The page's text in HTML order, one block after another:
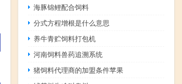
海豚锦鲤配合饲料
分式方程增根是什么意思
养牛青贮饲料打包机
河南饲料兽药追溯系统
猪饲料代理商的加盟条件苹果